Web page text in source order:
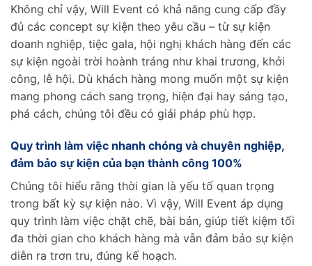
Không chỉ vậy, Will Event có khả năng cung cấp đầy
đủ các concept sự kiện theo yêu cầu – từ sự kiện
doanh nghiệp, tiệc gala, hội nghị khách hàng đến các
sự kiện ngoài trời hoành tráng như khai trương, khởi
công, lễ hội. Dù khách hàng mong muốn một sự kiện
mang phong cách sang trọng, hiện đại hay sáng tạo,
phá cách, chúng tôi đều có giải pháp phù hợp.
Quy trình làm việc nhanh chóng và chuyên nghiệp,
đảm bảo sự kiện của bạn thành công 100%
Chúng tôi hiểu rằng thời gian là yếu tố quan trọng
trong bất kỳ sự kiện nào. Vì vậy, Will Event áp dụng
quy trình làm việc chặt chẽ, bài bản, giúp tiết kiệm tối
đa thời gian cho khách hàng mà vẫn đảm bảo sự kiện
diễn ra trơn tru, đúng kế hoạch.